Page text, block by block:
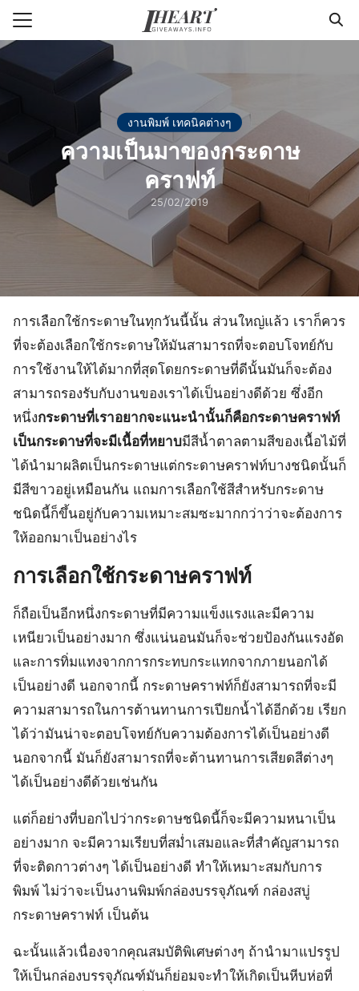
Skip
content
รู้แพคเกจจิ้ง
Search
for:
งานพิมพ์ เทคนิคต่างๆ
ความเป็นมาของกระดาษ
คราฟท์
25/02/2019
การเลือกใช้กระดาษในทุกวันนี้นั้น ส่วนใหญ่แล้ว เราก็ควร
ที่จะต้องเลือกใช้กระดาษให้มันสามารถที่จะตอบโจทย์กับ
การใช้งานให้ได้มากที่สุดโดยกระดาษที่ดีนั้นมันก็จะต้อง
สามารถรองรับกับงานของเราได้เป็นอย่างดีด้วย ซึ่งอีก
หนึ่งกระดาษที่เราอยากจะแนะนำนั้นก็คือกระดาษคราฟท์
เป็นกระดาษที่จะมีเนื้อที่หยาบมีสีน้ำตาลตามสีของเนื้อไม้ที่
ได้นำมาผลิตเป็นกระดาษแต่กระดาษคราฟท์บางชนิดนั้นก็
มีสีขาวอยู่เหมือนกัน แถมการเลือกใช้สีสำหรับกระดาษ
ชนิดนี้ก็ขึ้นอยู่กับความเหมาะสมซะมากกว่าว่าจะต้องการ
ให้ออกมาเป็นอย่างไร
การเลือกใช้กระดาษคราฟท์
ก็ถือเป็นอีกหนึ่งกระดาษที่มีความแข็งแรงและมีความ
เหนียวเป็นอย่างมาก ซึ่งแน่นอนมันก็จะช่วยป้องกันแรงอัด
และการทิ่มแทงจากการกระทบกระแทกจากภายนอกได้
เป็นอย่างดี นอกจากนี้ กระดาษคราฟท์ก็ยังสามารถที่จะมี
ความสามารถในการต้านทานการเปียกน้ำได้อีกด้วย เรียก
ได้ว่ามันน่าจะตอบโจทย์กับความต้องการได้เป็นอย่างดี
นอกจากนี้ มันก็ยังสามารถที่จะต้านทานการเสียดสีต่างๆ
ได้เป็นอย่างดีด้วยเช่นกัน
แต่ก็อย่างที่บอกไปว่ากระดาษชนิดนี้ก็จะมีความหนาเป็น
อย่างมาก จะมีความเรียบที่สม่ำเสมอและที่สำคัญสามารถ
ที่จะติดกาวต่างๆ ได้เป็นอย่างดี ทำให้เหมาะสมกับการ
พิมพ์ ไม่ว่าจะเป็นงานพิมพ์กล่องบรรจุภัณฑ์ กล่องสบู่
กระดาษคราฟท์ เป็นต้น
ฉะนั้นแล้วเนื่องจากคุณสมบัติพิเศษต่างๆ ถ้านำมาแปรรูป
ให้เป็นกล่องบรรจุภัณฑ์มันก็ย่อมจะทำให้เกิดเป็นหีบห่อที่